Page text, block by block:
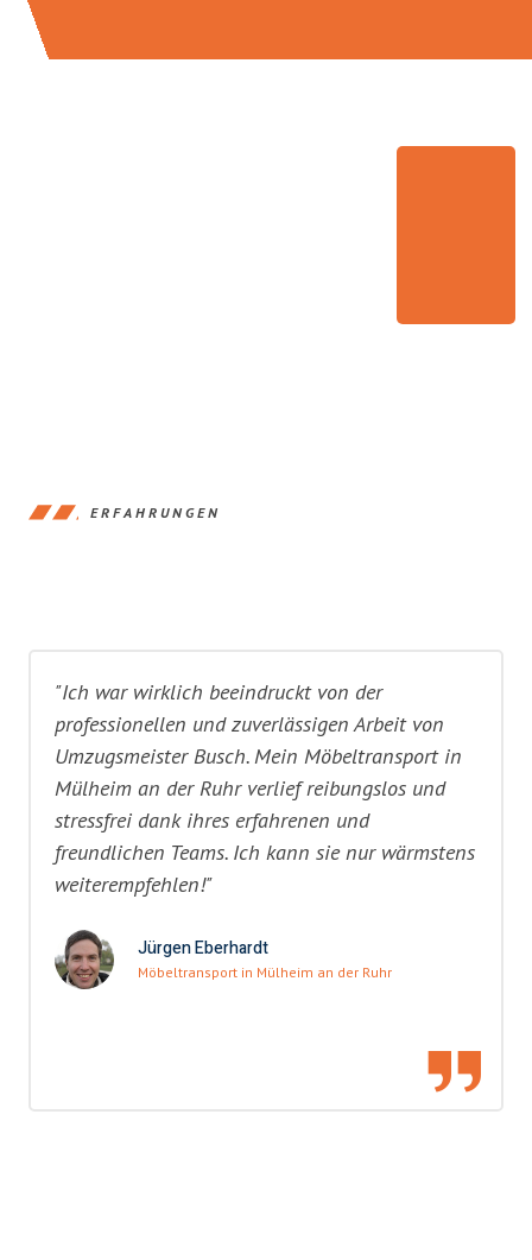
ERFAHRUNGEN
"Ich war wirklich beeindruckt von der
professionellen und zuverlässigen Arbeit von
Umzugsmeister Busch. Mein Möbeltransport in
Mülheim an der Ruhr verlief reibungslos und
stressfrei dank ihres erfahrenen und
freundlichen Teams. Ich kann sie nur wärmstens
weiterempfehlen!"
Jürgen Eberhardt
Möbeltransport in Mülheim an der Ruhr